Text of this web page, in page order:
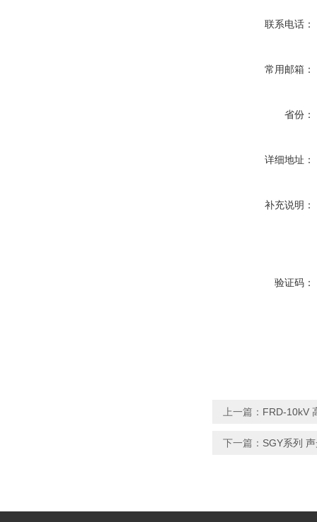
联系电话：
常用邮箱：
省份：
详细地址：
补充说明：
验证码：
上一篇： FRD-10kV
下一篇： SGY系列